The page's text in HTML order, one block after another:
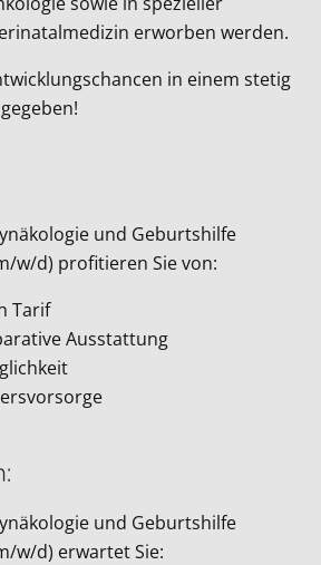
erworben werden.
in einem stetig
und Geburtshilfe
w/d) profitieren Sie von:
Tarif
Ausstattung
und Geburtshilfe
w/d) erwartet Sie: